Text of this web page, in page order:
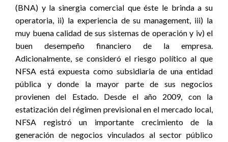
(BNA) y la sinergia comercial que éste le brinda a su
operatoria, ii) la experiencia de su management, iii) la
muy buena calidad de sus sistemas de operación y iv) el
buen desempeño financiero de la empresa.
Adicionalmente, se consideró el riesgo político al que
NFSA está expuesta como subsidiaria de una entidad
pública y donde la mayor parte de sus negocios
provienen del Estado. Desde el año 2009, con la
estatización del régimen previsional en el mercado local,
NFSA registró un importante crecimiento de la
generación de negocios vinculados al sector público